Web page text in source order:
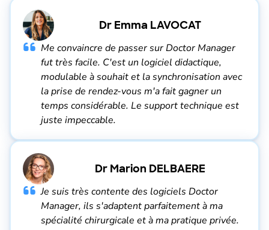
Dr Emma LAVOCAT
Me convaincre de passer sur Doctor Manager
fut très facile. C'est un logiciel didactique,
modulable à souhait et la synchronisation avec
la prise de rendez-vous m'a fait gagner un
temps considérable. Le support technique est
juste impeccable.
Dr Marion DELBAERE
Je suis très contente des logiciels Doctor
Manager, ils s'adaptent parfaitement à ma
spécialité chirurgicale et à ma pratique privée.